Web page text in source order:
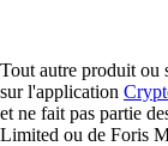
Tout autre produit ou
sur l'application
et ne fait pas partie
Limited ou de Foris